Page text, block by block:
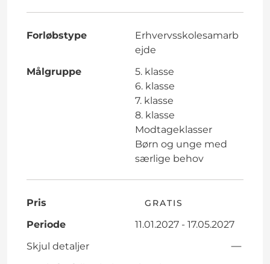
Forløbstype
Erhvervsskolesamarb
ejde
Målgruppe
5. klasse
6. klasse
7. klasse
8. klasse
Modtageklasser
Børn og unge med
særlige behov
Pris GRATIS
Periode
11.01.2027 - 17.05.2027
Skjul detaljer